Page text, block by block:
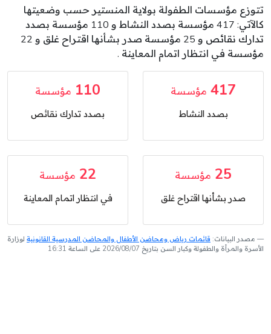
تتوزع مؤسسات الطفولة بولاية المنستير حسب وضعيتها
كالآتي: 417 مؤسسة بصدد النشاط و 110 مؤسسة بصدد
تدارك نقائص و 25 مؤسسة صدر بشأنها اقتراح غلق و 22
مؤسسة في انتظار اتمام المعاينة .
417 مؤسسة
بصدد النشاط
110 مؤسسة
بصدد تدارك نقائص
25 مؤسسة
صدر بشأنها اقتراح غلق
22 مؤسسة
في انتظار اتمام المعاينة
مصدر البيانات: قائمات رياض ومحاضن الأطفال والمحاضن المدرسية القانونية لوزارة
الأسرة والمرأة والطفولة وكبار السن بتاريخ 2026/08/07 على الساعة 16:31